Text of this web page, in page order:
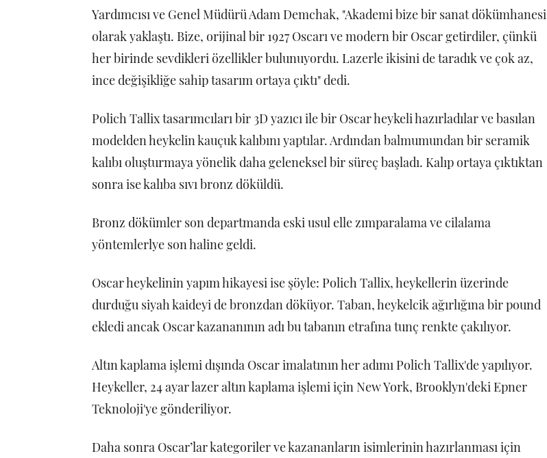
Yardımcısı ve Genel Müdürü Adam Demchak, "Akademi bize bir sanat dökümhanesi
olarak yaklaştı. Bize, orijinal bir 1927 Oscarı ve modern bir Oscar getirdiler, çünkü
her birinde sevdikleri özellikler bulunuyordu. Lazerle ikisini de taradık ve çok az,
ince değişikliğe sahip tasarım ortaya çıktı" dedi.
Polich Tallix tasarımcıları bir 3D yazıcı ile bir Oscar heykeli hazırladılar ve basılan
modelden heykelin kauçuk kalıbını yaptılar. Ardından balmumundan bir seramik
kalıbı oluşturmaya yönelik daha geleneksel bir süreç başladı. Kalıp ortaya çıktıktan
sonra ise kalıba sıvı bronz döküldü.
Bronz dökümler son departmanda eski usul elle zımparalama ve cilalama
yöntemlerlye son haline geldi.
Oscar heykelinin yapım hikayesi ise şöyle: Polich Tallix, heykellerin üzerinde
durduğu siyah kaideyi de bronzdan döküyor. Taban, heykelcik ağırlığına bir pound
ekledi ancak Oscar kazananının adı bu tabanın etrafına tunç renkte çakılıyor.
Altın kaplama işlemi dışında Oscar imalatının her adımı Polich Tallix'de yapılıyor.
Heykeller, 24 ayar lazer altın kaplama işlemi için New York, Brooklyn'deki Epner
Teknoloji'ye gönderiliyor.
Daha sonra Oscar’lar kategoriler ve kazananların isimlerinin hazırlanması için